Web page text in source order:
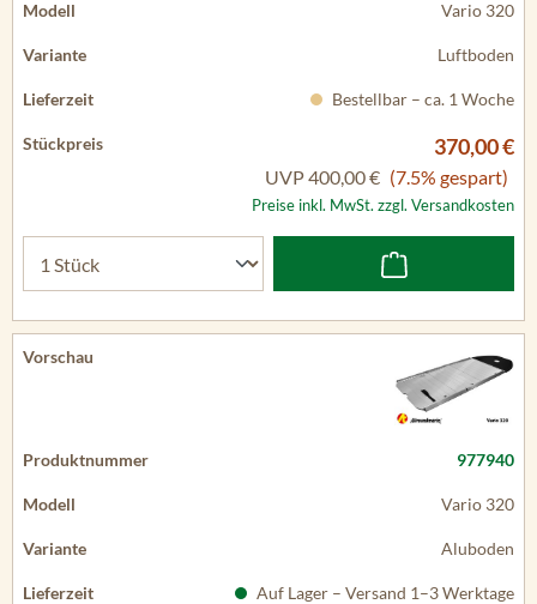
Vario 320
Luftboden
Bestellbar – ca. 1 Woche
370,00 €
UVP400,00 € (7.5% gespart)
Preise inkl. MwSt. zzgl. Versandkosten
977940
Vario 320
Aluboden
Auf Lager – Versand 1–3 Werktage